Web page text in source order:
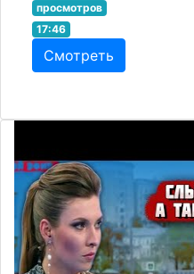
просмотров
17:46
Смотреть